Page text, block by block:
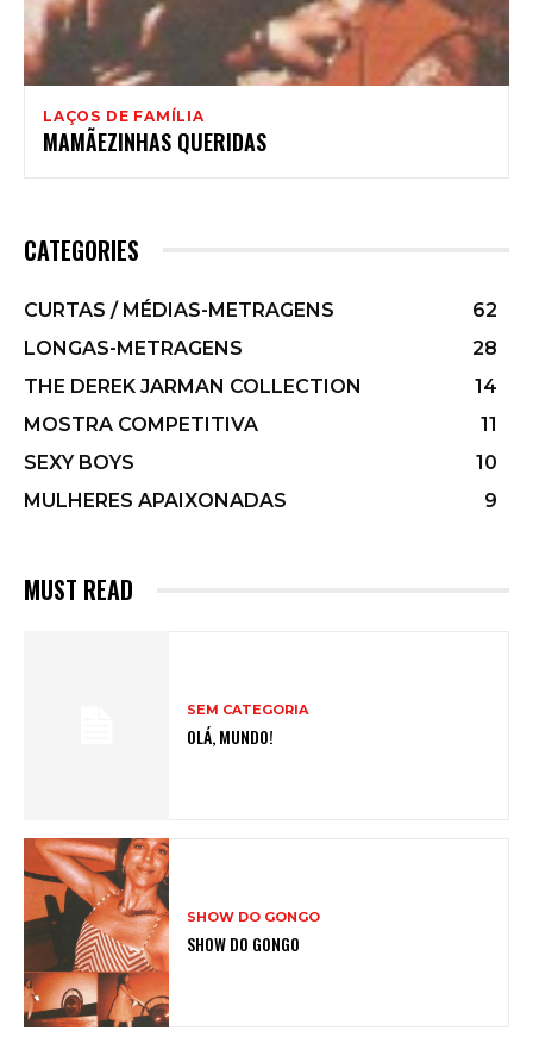
LAÇOS DE FAMÍLIA
MAMÃEZINHAS QUERIDAS
CATEGORIES
CURTAS / MÉDIAS-METRAGENS
62
LONGAS-METRAGENS
28
THE DEREK JARMAN COLLECTION
14
MOSTRA COMPETITIVA
11
SEXY BOYS
10
MULHERES APAIXONADAS
9
MUST READ
SEM CATEGORIA
OLÁ, MUNDO!
SHOW DO GONGO
SHOW DO GONGO